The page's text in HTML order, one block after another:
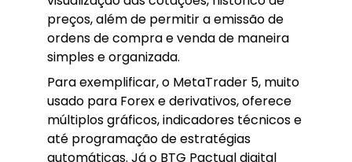
preços, além de permitir a emissão de
ordens de compra e venda de maneira
simples e organizada.
Para exemplificar, o MetaTrader 5, muito
usado para Forex e derivativos, oferece
múltiplos gráficos, indicadores técnicos e
até programação de estratégias
automáticas. Já o BTG Pactual digital